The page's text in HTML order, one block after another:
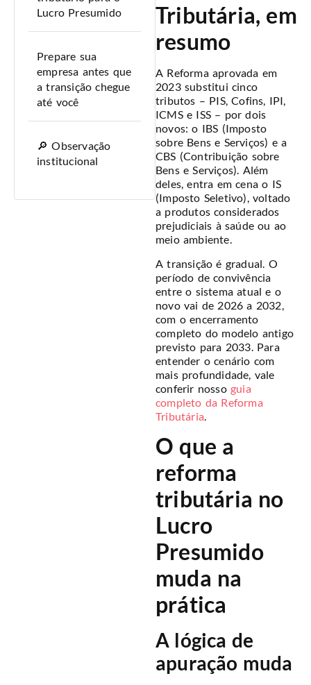
Lucro Presumido
Prepare sua
empresa antes que
a transição chegue
até você
🔎 Observação
institucional
Tributária, em
resumo
A Reforma aprovada em
2023 substitui cinco
tributos – PIS, Cofins, IPI,
ICMS e ISS – por dois
novos: o IBS (Imposto
sobre Bens e Serviços) e a
CBS (Contribuição sobre
Bens e Serviços). Além
deles, entra em cena o IS
(Imposto Seletivo), voltado
a produtos considerados
prejudiciais à saúde ou ao
meio ambiente.
A transição é gradual. O
período de convivência
entre o sistema atual e o
novo vai de 2026 a 2032,
com o encerramento
completo do modelo antigo
previsto para 2033. Para
entender o cenário com
mais profundidade, vale
conferir nosso guia
completo da Reforma
Tributária
O que a
reforma
tributária no
Lucro
Presumido
muda na
prática
A lógica de
apuração muda